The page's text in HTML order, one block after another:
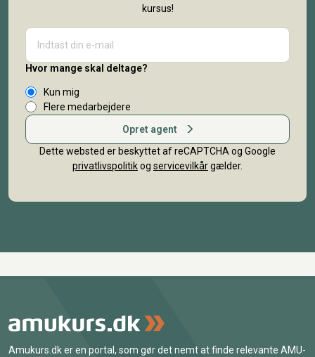
kursus!
Hvor mange skal deltage?
Kun mig
Flere medarbejdere
Opret agent
Dette websted er beskyttet af reCAPTCHA og Google
privatlivspolitikog servicevilkårgælder.
Amukurs.dk er en portal, som gør det nemt at finde relevante AMU-